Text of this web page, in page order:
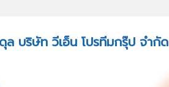
ล บริษัท วีเอ็น โปรทีมกรุ๊ป จำกัด